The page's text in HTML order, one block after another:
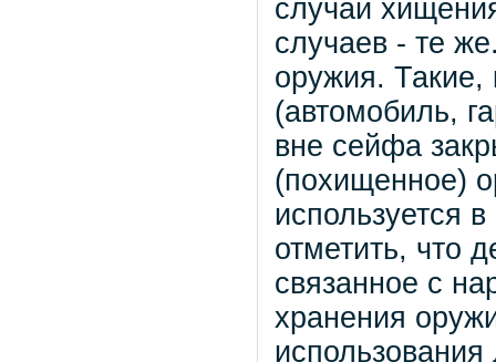
случаи
случаев - те
оружия. Такие,
(автомобиль,
вне сейфа
(похищенное)
используется
отметить, что
связанное с
хранения